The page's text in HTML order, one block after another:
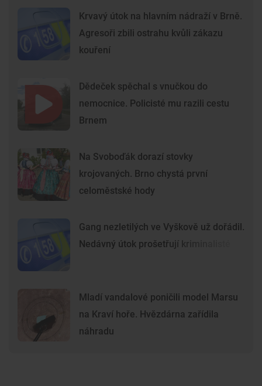
Krvavý útok na hlavním nádraží v Brně.
Agresoři zbili ostrahu kvůli zákazu
kouření
Dědeček spěchal s vnučkou do
nemocnice. Policisté mu razili cestu
Brnem
Na Svoboďák dorazí stovky
krojovaných. Brno chystá první
celoměstské hody
Gang nezletilých ve Vyškově už dořádil.
Nedávný útok prošetřují kriminalisté
Mladí vandalové poničili model Marsu
na Kraví hoře. Hvězdárna zařídila
náhradu